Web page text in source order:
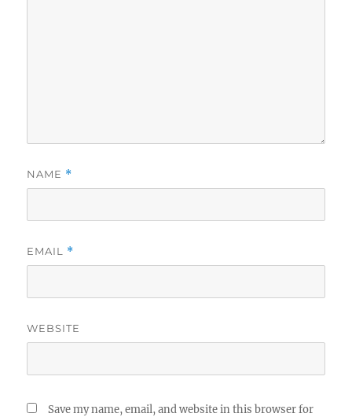
NAME *
EMAIL *
WEBSITE
Save my name, email, and website in this browser for